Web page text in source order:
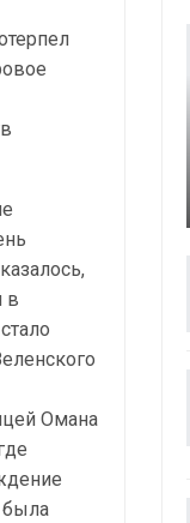
в
Омана
была